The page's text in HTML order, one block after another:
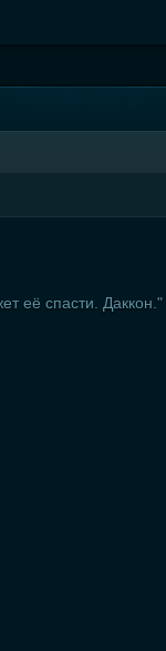
её спасти. Даккон."